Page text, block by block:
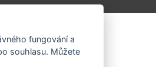
fungování a
souhlasu. Můžete